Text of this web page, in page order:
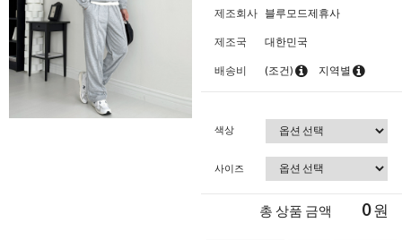
제조회사 블루모드제휴사
제조국 대한민국
배송비 (조건) 지역별
색상
사이즈
총 상품 금액 0원